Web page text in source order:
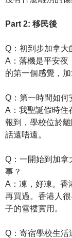
Part 2: 移民後
Q：初到步加拿大
A：落機是平安夜
的第一個感覺，
Q：第一時間如何
A：我聖誕假時住
報到，學校位於
話遠唔遠。
Q：一開始到加拿
事？
A：凍，好凍。香
再買過。香港人
子的雪褸實用。
Q：寄宿學校生活